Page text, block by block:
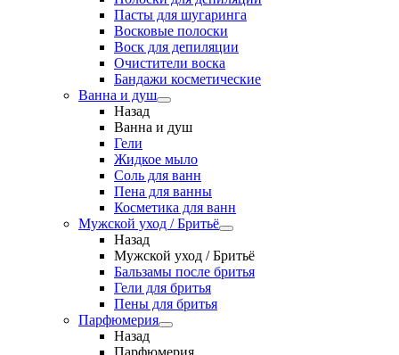
Пасты для шугаринга
Восковые полоски
Воск для депиляции
Очистители воска
Бандажи косметические
Ванна и душ
Назад
Ванна и душ
Гели
Жидкое мыло
Соль для ванн
Пена для ванны
Косметика для ванн
Мужской уход / Бритьё
Назад
Мужской уход / Бритьё
Бальзамы после бритья
Гели для бритья
Пены для бритья
Парфюмерия
Назад
Парфюмерия